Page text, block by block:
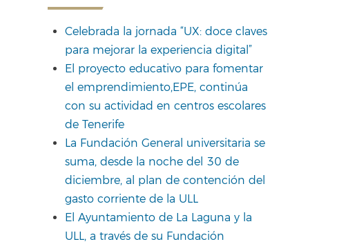
Celebrada la jornada “UX: doce claves
para mejorar la experiencia digital”
El proyecto educativo para fomentar
el emprendimiento,EPE, continúa
con su actividad en centros escolares
de Tenerife
La Fundación General universitaria se
suma, desde la noche del 30 de
diciembre, al plan de contención del
gasto corriente de la ULL
El Ayuntamiento de La Laguna y la
ULL, a través de su Fundación